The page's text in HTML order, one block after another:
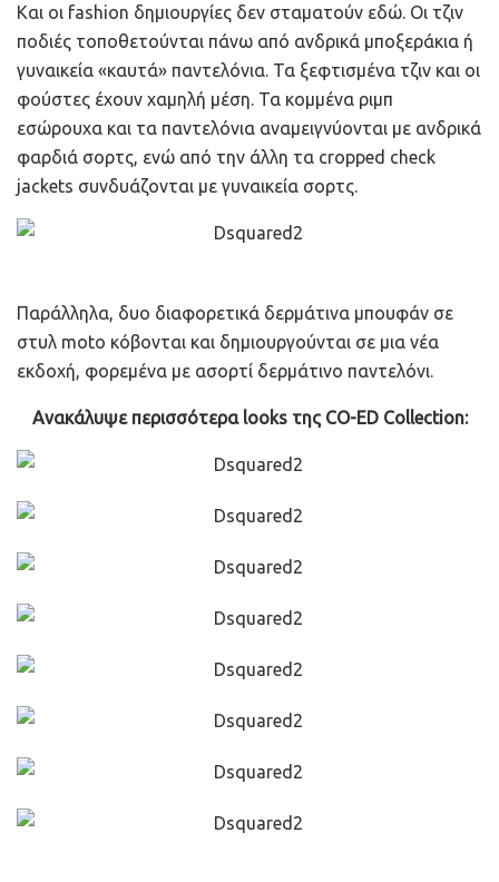
Και οι fashion δημιουργίες δεν σταματούν εδώ. Οι τζιν
ποδιές τοποθετούνται πάνω από ανδρικά μποξεράκια ή
γυναικεία «καυτά» παντελόνια. Τα ξεφτισμένα τζιν και οι
φούστες έχουν χαμηλή μέση. Τα κομμένα ριμπ
εσώρουχα και τα παντελόνια αναμειγνύονται με ανδρικά
φαρδιά σορτς, ενώ από την άλλη τα cropped check
jackets συνδυάζονται με γυναικεία σορτς.
Παράλληλα, δυο διαφορετικά δερμάτινα μπουφάν σε
στυλ moto κόβονται και δημιουργούνται σε μια νέα
εκδοχή, φορεμένα με ασορτί δερμάτινο παντελόνι.
Ανακάλυψε περισσότερα looks της CO-ED Collection: